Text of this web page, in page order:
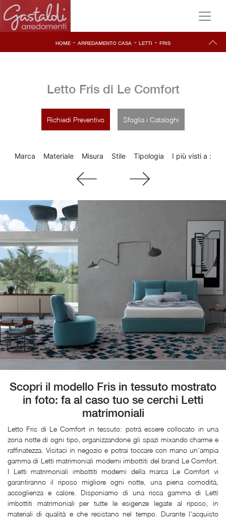
HOME - ARREDAMENTO CASA - LETTI - FRIS
Letto Fris di Le Comfort
Richiedi Preventivo Sfoglia i Cataloghi
Marca Materiale Misura Stile Tipologia I più visti a :
Scopri il modello Fris in tessuto mostrato
in foto: fa al caso tuo se cerchi Letti
matrimoniali
Letto Fris di Le Comfort in tessuto: potrà essere collocato in una
zona notte di ogni tipo, organizzandone gli spazi mixando charme e
raffinatezza. Visitaci in negozio e potrai toccare con mano un'ampia
gamma di Letti matrimoniali moderni imbottiti del brand Le Comfort.
I Letti matrimoniali imbottiti moderni della marca Le Comfort vi
garantiranno il riposo migliore ogni notte, una piena comodità,
accoglienza e calore. Disponiamo di una ricca gamma di Letti
imbottiti matrimoniali per tutte le esigenze legate al riposo, in
materiali di qualità e che resistano nel tempo. Durante l'acquisto